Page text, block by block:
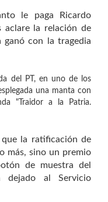
le paga Ricardo
aclare la relación de
con la tragedia
del PT, en uno de los
una manta con
"Traidor a la Patria.
la ratificación de
más, sino un premio
de muestra del
dejado al Servicio